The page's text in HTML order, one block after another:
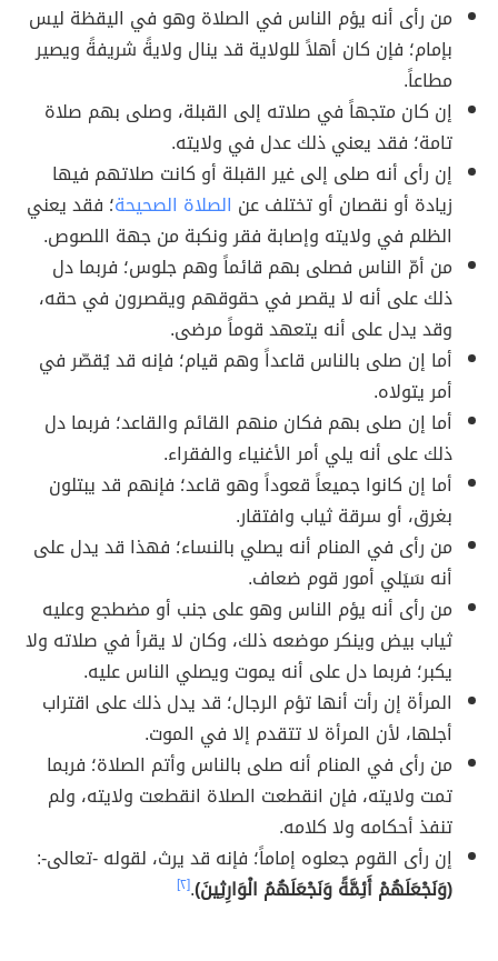
من رأى أنه يؤم الناس في الصلاة وهو في اليقظة ليس
بإمام؛ فإن كان أهلاً للولاية قد ينال ولايةً شريفةً ويصير
مطاعاً.
إن كان متجهاً في صلاته إلى القبلة، وصلى بهم صلاة
تامة؛ فقد يعني ذلك عدل في ولايته.
إن رأى أنه صلى إلى غير القبلة أو كانت صلاتهم فيها
زيادة أو نقصان أو تختلف عن الصلاة الصحيحة؛ فقد يعني
الظلم في ولايته وإصابة فقر ونكبة من جهة اللصوص.
من أمّ الناس فصلى بهم قائماً وهم جلوس؛ فربما دل
ذلك على أنه لا يقصر في حقوقهم ويقصرون في حقه،
وقد يدل على أنه يتعهد قوماً مرضى.
أما إن صلى بالناس قاعداً وهم قيام؛ فإنه قد يُقصّر في
أمر يتولاه.
أما إن صلى بهم فكان منهم القائم والقاعد؛ فربما دل
ذلك على أنه يلي أمر الأغنياء والفقراء.
أما إن كانوا جميعاً قعوداً وهو قاعد؛ فإنهم قد يبتلون
بغرق، أو سرقة ثياب وافتقار.
من رأى في المنام أنه يصلي بالنساء؛ فهذا قد يدل على
أنه سَيَلي أمور قوم ضعاف.
من رأى أنه يؤم الناس وهو على جنب أو مضطجع وعليه
ثياب بيض وينكر موضعه ذلك، وكان لا يقرأ في صلاته ولا
يكبر؛ فربما دل على أنه يموت ويصلي الناس عليه.
المرأة إن رأت أنها تؤم الرجال؛ قد يدل ذلك على اقتراب
أجلها، لأن المرأة لا تتقدم إلا في الموت.
من رأى في المنام أنه صلى بالناس وأتم الصلاة؛ فربما
تمت ولايته، فإن انقطعت الصلاة انقطعت ولايته، ولم
تنفذ أحكامه ولا كلامه.
إن رأى القوم جعلوه إماماً؛ فإنه قد يرث، لقوله -تعالى-:
(وَنَجْعَلَهُمْ أَئِمَّةً وَنَجْعَلَهُمُ الْوَارِثِينَ).[٢]